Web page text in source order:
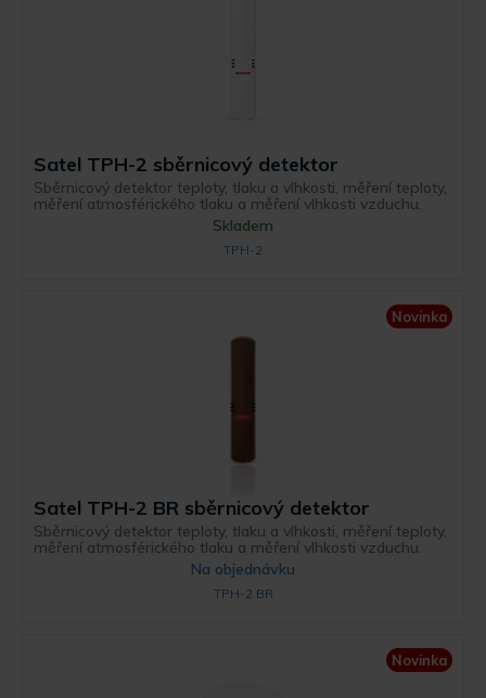
Satel TPH-2 sběrnicový detektor
Sběrnicový detektor teploty, tlaku a vlhkosti, měření teploty,
měření atmosférického tlaku a měření vlhkosti vzduchu.
Skladem
TPH-2
Novinka
Satel TPH-2 BR sběrnicový detektor
Sběrnicový detektor teploty, tlaku a vlhkosti, měření teploty,
měření atmosférického tlaku a měření vlhkosti vzduchu.
Na objednávku
TPH-2 BR
Novinka